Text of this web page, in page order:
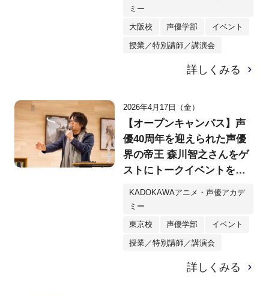
ミー
大阪校 声優学部 イベント
授業／特別講師／講演会
詳しくみる
2026年4月17日（金）
【オープンキャンパス】声
優40周年を迎えられた声優
界の帝王 森川智之さんをゲ
ストにトークイベントを開
KADOKAWAアニメ・声優アカデ
ミー
東京校 声優学部 イベント
授業／特別講師／講演会
詳しくみる